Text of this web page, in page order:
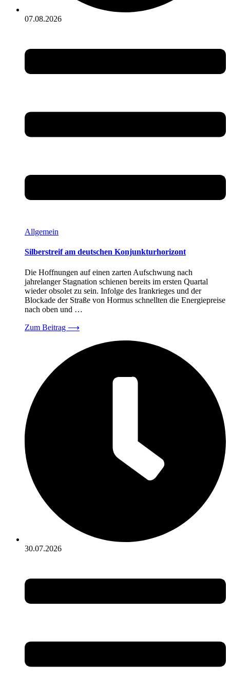
07.08.2026
Allgemein
Silberstreif am deutschen Konjunkturhorizont
Die Hoffnungen auf einen zarten Aufschwung nach
jahrelanger Stagnation schienen bereits im ersten Quartal
wieder obsolet zu sein. Infolge des Irankrieges und der
Blockade der Straße von Hormus schnellten die Energiepreise
nach oben und …
Zum Beitrag ⟶
30.07.2026